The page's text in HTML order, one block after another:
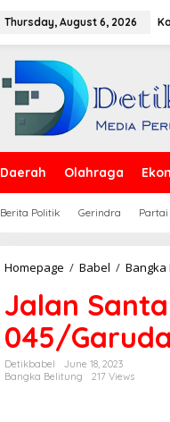
Thursday, August 6, 2026
Daerah Olahraga
Berita Politik Gerindra
Homepage / Babel / Bangka
Jalan
045/
Detikbabel
June 18, 2023
Bangka Belitung
217 Views